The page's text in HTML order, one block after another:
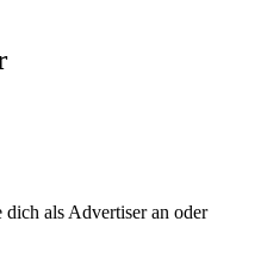
als Advertiser an oder